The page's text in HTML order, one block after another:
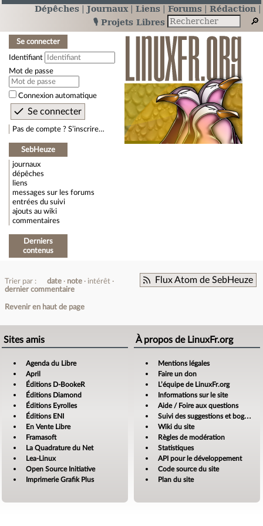
Dépêches Journaux Liens Forums
Rédaction
🎙️ Projets Libres
Se connecter
Identifiant
Mot de passe
Connexion automatique
Pas de compte ? S’inscrire…
SebHeuze
journaux
dépêches
liens
messages sur les forums
entrées du suivi
ajouts au wiki
commentaires
Derniers
contenus
Flux Atom de SebHeuze
Trier par : date note
intérêt
dernier commentaire
Revenir en haut de page
Sites amis
Agenda du Libre
April
Éditions D-BookeR
Éditions Diamond
Éditions Eyrolles
Éditions ENI
En Vente Libre
Framasoft
La Quadrature du Net
Lea-Linux
Open Source Initiative
Imprimerie Grafik Plus
À propos de LinuxFr.org
Mentions légales
Faire un don
L’équipe de LinuxFr.org
Informations sur le site
Aide / Foire aux questions
Suivi des suggestions et bogues
Wiki du site
Règles de modération
Statistiques
API pour le développement
Code source du site
Plan du site